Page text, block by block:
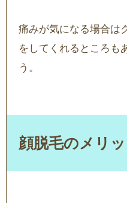
痛みが気になる場合は
をしてくれるところも
う。
顔脱毛のメリ